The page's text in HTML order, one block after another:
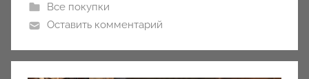
Все покупки
Оставить комментарий